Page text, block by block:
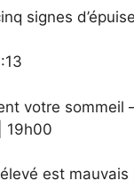
signes
votre sommeil
19h00
est